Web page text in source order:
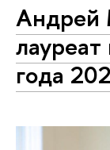
Андрей
года